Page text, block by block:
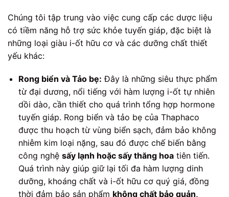
Chúng tôi tập trung vào việc cung cấp các dược liệu
có tiềm năng hỗ trợ sức khỏe tuyến giáp, đặc biệt là
những loại giàu i-ốt hữu cơ và các dưỡng chất thiết
yếu khác:
Rong biển và Tảo bẹ: Đây là những siêu thực phẩm
từ đại dương, nổi tiếng với hàm lượng i-ốt tự nhiên
dồi dào, cần thiết cho quá trình tổng hợp hormone
tuyến giáp. Rong biển và tảo bẹ của Thaphaco
được thu hoạch từ vùng biển sạch, đảm bảo không
nhiễm kim loại nặng, sau đó được chế biến bằng
công nghệ sấy lạnh hoặc sấy thăng hoatiên tiến.
Quá trình này giúp giữ lại tối đa hàm lượng dinh
dưỡng, khoáng chất và i-ốt hữu cơ quý giá, đồng
thời đảm bảo sản phẩm không chất bảo quản,